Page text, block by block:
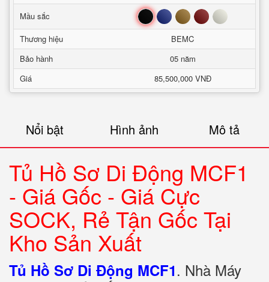
Mầu sắc Đen Xanh Nâu Đỏ Trắng
Thương hiệu
BEMC
Bảo hành
05 năm
Giá
85,500,000 VNĐ
Nổi bật Hình ảnh Mô tả
Tủ Hồ Sơ Di Động MCF1
- Giá Gốc - Giá Cực
SOCK, Rẻ Tận Gốc Tại
Kho Sản Xuất
Tủ Hồ Sơ Di Động MCF1. Nhà Máy